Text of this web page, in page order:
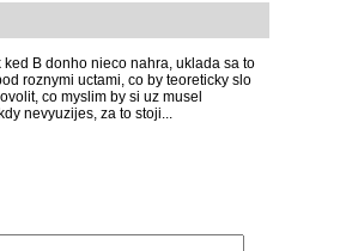
B donho nieco nahra, uklada sa to
roznymi uctami, co by teoreticky slo
co myslim by si uz musel
nevyuzijes, za to stoji...